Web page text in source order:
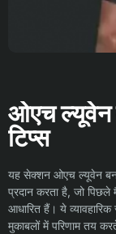
ओएच ल्यूवेन
टिप्स
यह सेक्शन ओएच ल्यूवेन
प्रदान करता है, जो
आधारित हैं। ये
मुकाबलों में परिणाम तय